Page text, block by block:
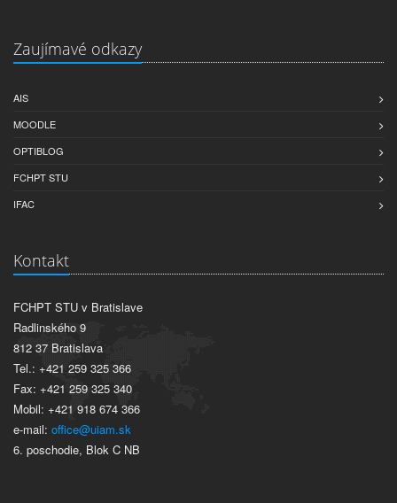
Zaujímavé odkazy
AIS
MOODLE
OPTIBLOG
FCHPT STU
IFAC
Kontakt
FCHPT STU v Bratislave
Radlinského 9
812 37 Bratislava
Tel.: +421 259 325 366
Fax: +421 259 325 340
Mobil: +421 918 674 366
e-mail: office@uiam.sk
6. poschodie, Blok C NB